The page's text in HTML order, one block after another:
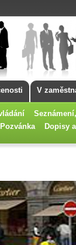
V
Pozvánka Dopisy